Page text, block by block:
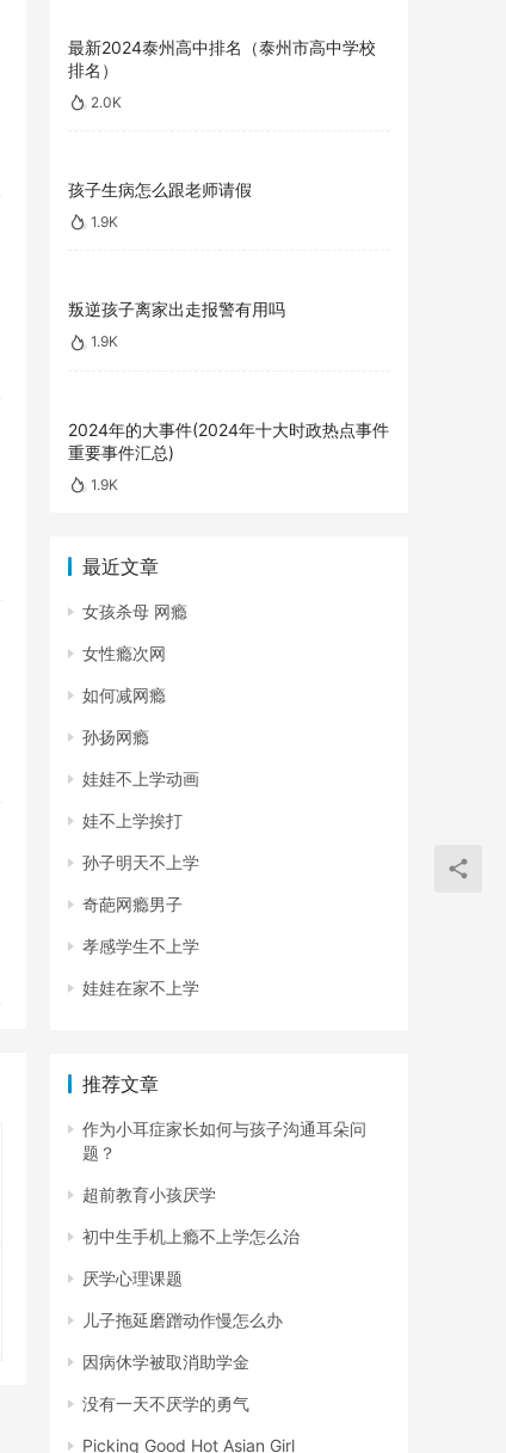
最新2024泰州高中排名（泰州市高中学校
排名）
2.0K
孩子生病怎么跟老师请假
1.9K
叛逆孩子离家出走报警有用吗
1.9K
2024年的大事件(2024年十大时政热点事件
重要事件汇总)
1.9K
最近文章
女孩杀母 网瘾
女性瘾次网
如何减网瘾
孙扬网瘾
娃娃不上学动画
娃不上学挨打
孙子明天不上学
奇葩网瘾男子
孝感学生不上学
娃娃在家不上学
推荐文章
作为小耳症家长如何与孩子沟通耳朵问
题？
超前教育小孩厌学
初中生手机上瘾不上学怎么治
厌学心理课题
儿子拖延磨蹭动作慢怎么办
因病休学被取消助学金
没有一天不厌学的勇气
Picking Good Hot Asian Girl